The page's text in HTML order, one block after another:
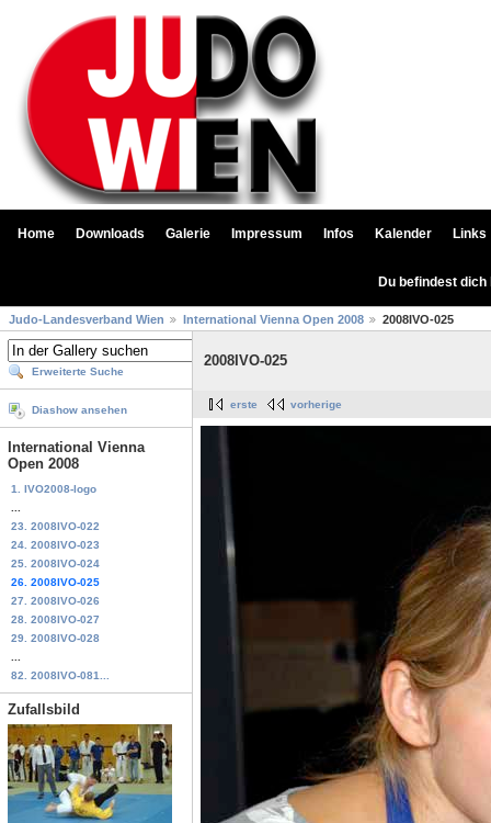
Home Downloads Galerie Impressum Infos Kalender Links
Du befindest
Judo-Landesverband Wien International Vienna Open 2008 2008IVO-025
Erweiterte Suche
Diashow ansehen
International Vienna
Open 2008
1. IVO2008-logo
23. 2008IVO-022
24. 2008IVO-023
25. 2008IVO-024
26. 2008IVO-025
27. 2008IVO-026
28. 2008IVO-027
29. 2008IVO-028
82. 2008IVO-081...
Zufallsbild
2008IVO-025
erste vorherige